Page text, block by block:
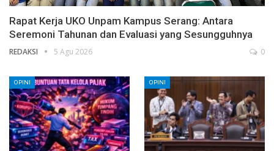
Rapat Kerja UKO Unpam Kampus Serang: Antara
Seremoni Tahunan dan Evaluasi yang Sesungguhnya
REDAKSI 5 Agu 2026 0
OPINI OPINI